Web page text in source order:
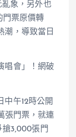
象，另外也
門票原價轉
潮，導致當日
唱會」！網破
中午12時公開
張門票，就連
搶3,000張門